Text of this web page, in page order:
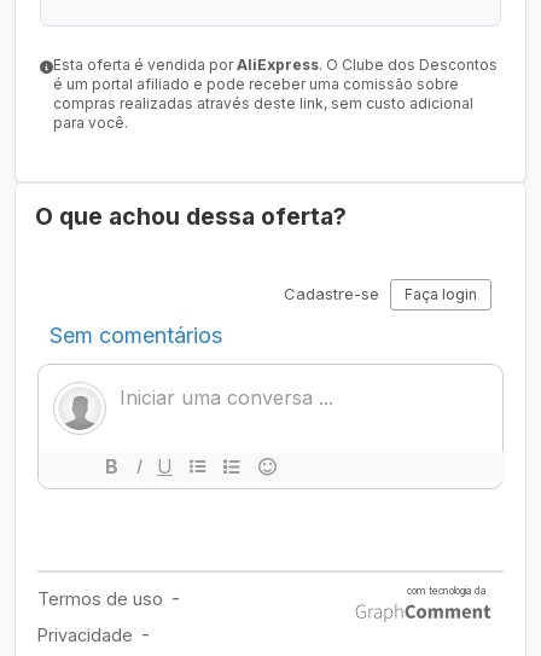
Esta oferta é vendida porAliExpress. O Clube dos Descontos
é um portal afiliado e pode receber uma comissão sobre
compras realizadas através deste link, sem custo adicional
para você.
O que achou dessa oferta?